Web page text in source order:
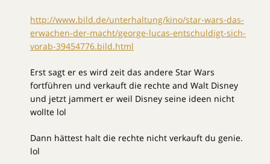
http://www.bild.de/unterhaltung/kino/star-wars-das-
erwachen-der-macht/george-lucas-entschuldigt-sich-
vorab-39454776.bild.html
Erst sagt er es wird zeit das andere Star Wars
fortführen und verkauft die rechte and Walt Disney
und jetzt jammert er weil Disney seine ideen nicht
wollte lol
Dann hättest halt die rechte nicht verkauft du genie.
lol